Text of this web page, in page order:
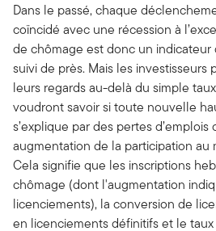
Dans le passé, chaque
coïncidé avec une récession à
de chômage est donc un indicateur
suivi de près. Mais les
leurs regards au-delà du simple
voudront savoir si toute nouvelle
s’explique par des pertes
augmentation de la participation au
Cela signifie que les inscriptions
chômage (dont l'augmentation
licenciements), la conversion de
en licenciements définitifs et le